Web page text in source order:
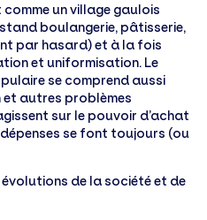
un village gaulois
boulangerie, pâtisserie,
par hasard) et à la fois
et uniformisation. Le
se comprend aussi
et autres problèmes
sur le pouvoir d’achat
dépenses se font toujours (ou
de la société et de